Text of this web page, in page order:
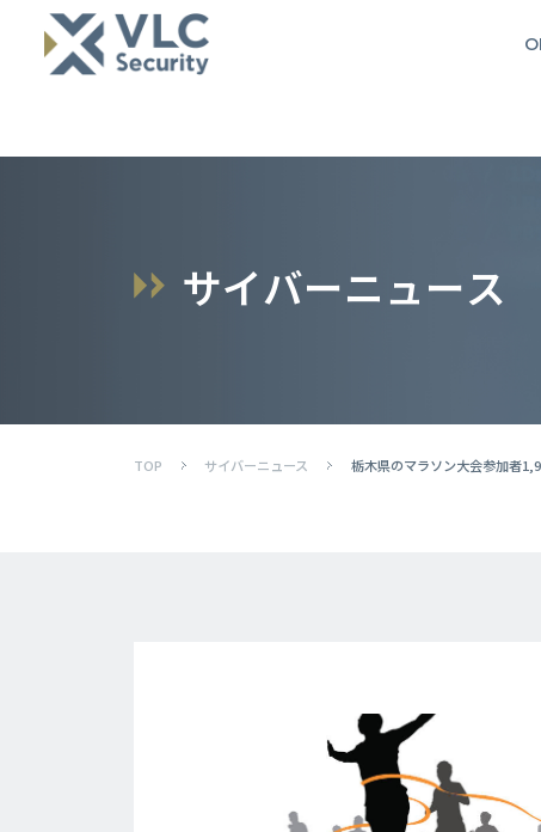
サイバーニュース
TOP サイバーニュース 栃木県のマラソン大会参加者